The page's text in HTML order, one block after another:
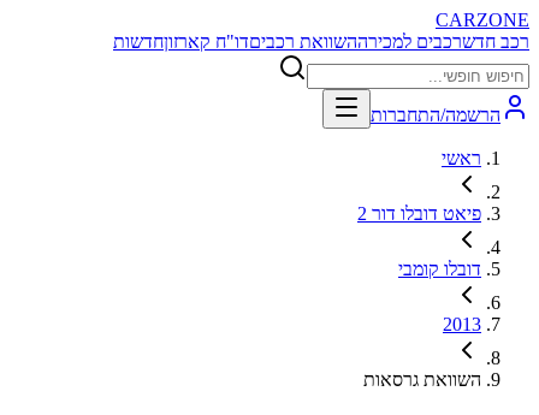
CARZONE
רכב חדשרכבים למכירההשוואת רכביםדו"ח קארזוןחדשות
הרשמה/התחברות
ראשי
פיאט דובלו דור 2
דובלו קומבי
2013
השוואת גרסאות